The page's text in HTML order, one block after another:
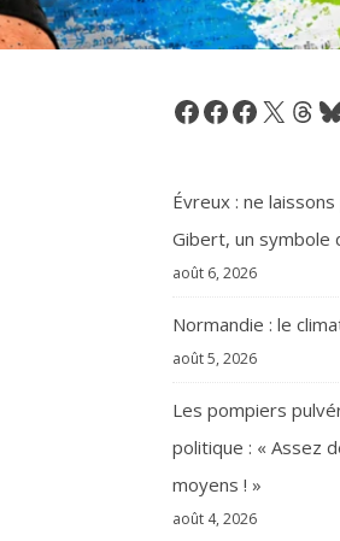
Facebook
Facebook
Facebook
X
Évreux : ne
Gibert, un symbole
août 6, 2026
Normandie : le
août 5, 2026
Les pompiers
politique : « Assez
moyens ! »
août 4, 2026